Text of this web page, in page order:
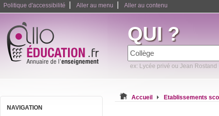
Politique d'accessibilité Aller au menu Aller au contenu
QUI ?
ex: Lycée privé ou Jean Rostand
NAVIGATION
Accueil Etablissements